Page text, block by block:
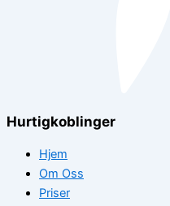
Hurtigkoblinger
Hjem
Om Oss
Priser